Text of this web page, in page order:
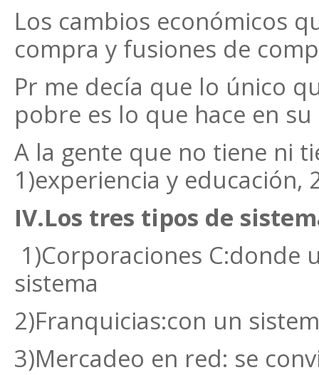
Los cambios económicos
compra y fusiones de
Pr me decía que lo único
pobre es lo que hace en
A la gente que no tiene ni
1)experiencia y educación,
IV.Los tres tipos de
1)Corporaciones
sistema
2)Franquicias:con un
3)Mercadeo en red: se